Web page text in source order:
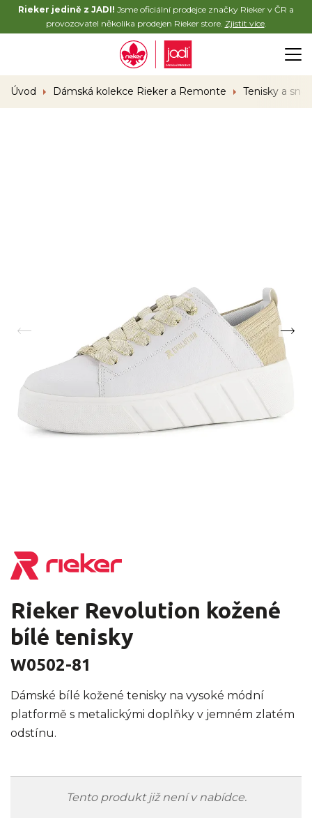
Rieker jedině z JADI! Jsme oficiální prodejce značky Rieker v ČR a
provozovatel několika prodejen Rieker store. Zjistit více.
Úvod Dámská kolekce Rieker a Remonte Tenisky a
Rieker Revolution kožené
bílé tenisky
W0502-81
Dámské bílé kožené tenisky na vysoké módní
platformě s metalickými doplňky v jemném zlatém
odstínu.
Tento produkt již není v nabídce.